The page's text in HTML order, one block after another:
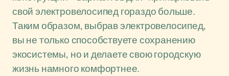
свой электровелосипед гораздо больше.
Таким образом, выбрав электровелосипед,
вы не только способствуете сохранению
экосистемы, но и делаете свою городскую
жизнь намного комфортнее.